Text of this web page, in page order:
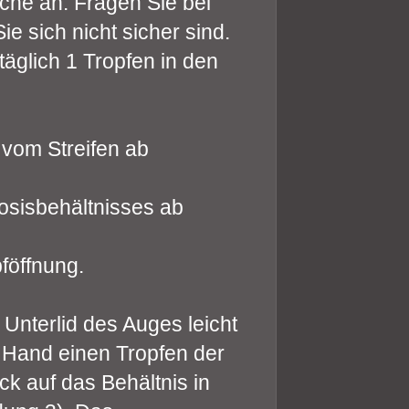
sich nicht sicher sind.
1 Tropfen in den
Streifen ab
ab
des Auges leicht
einen Tropfen der
auf das Behältnis in